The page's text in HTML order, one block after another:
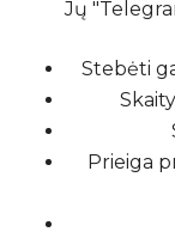
Jų
Stebėti
Prieiga